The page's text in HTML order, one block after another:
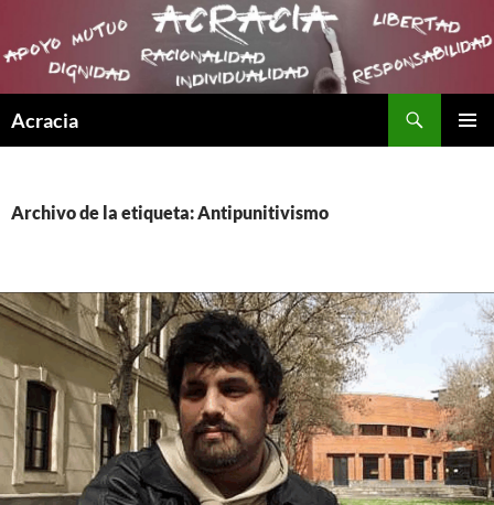
Acracia
Archivo de la etiqueta: Antipunitivismo